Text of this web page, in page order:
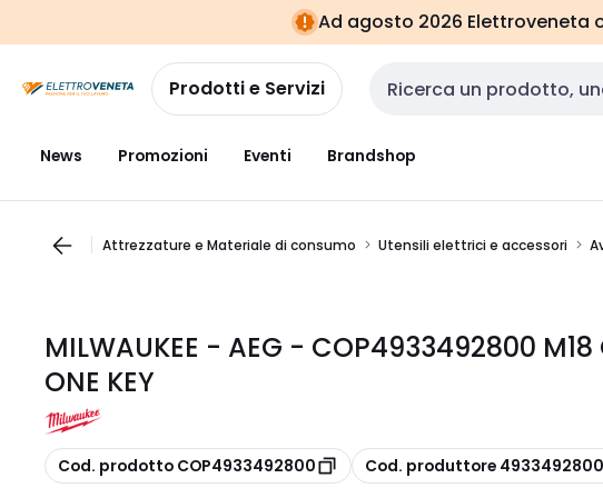
navigazionealla
pagina
Ad agosto 2026 Elettroveneta
Prodotti e Servizi Cerca input
News Promozioni Eventi Brandshop
Attrezzature e Materiale di consumo Utensili elettrici e accessori
MILWAUKEE - AEG - COP4933492800 M18
ONE KEY
copia
Cod. prodotto COP4933492800 copia
Cod. produttore 4933492800